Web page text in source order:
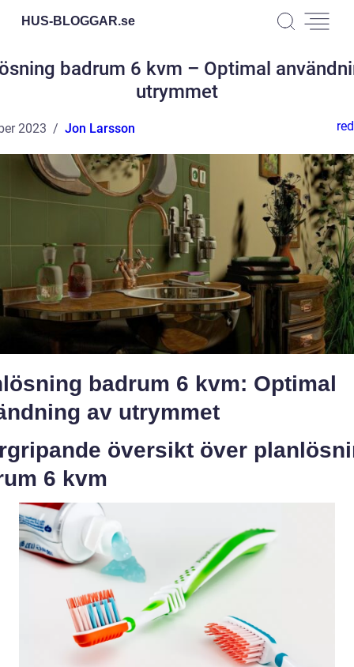
HUS-BLOGGAR.se
badrum 6 kvm – Optimal
utrymmet
2023 Jon Larsson
badrum 6 kvm: Optimal
av utrymmet
översikt över
6 kvm